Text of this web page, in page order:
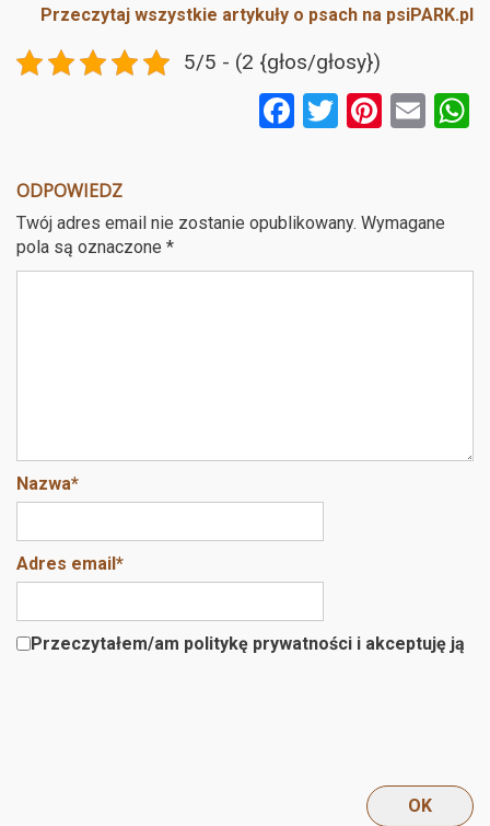
Przeczytaj wszystkie artykuły o psach na psiPARK.pl
5/5 - (2 {głos/głosy})
F
b
o
T
er
Pi
es
E
ODPOWIEDZ
Twój adres email nie zostanie opublikowany. Wymagane
pola są oznaczone *
Nazwa*
Adres email*
Przeczytałem/am politykę prywatności i akceptuję ją